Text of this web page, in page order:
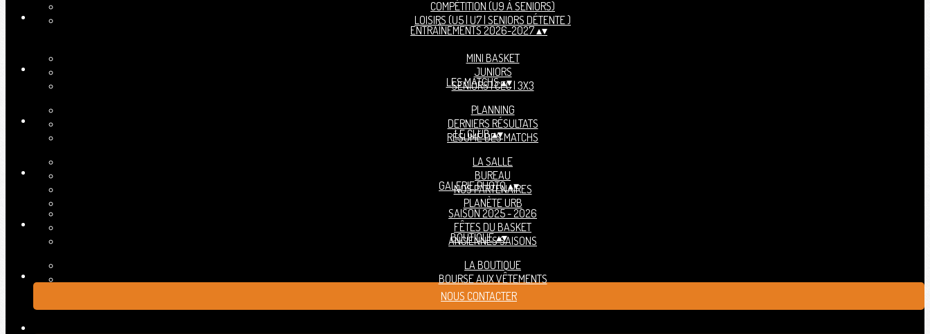
COMPÉTITION (U9 À SENIORS)
LOISIRS (U5 | U7 | SENIORS DÉTENTE )
ENTRAÎNEMENTS 2026-2027▴▾
MINI BASKET
JUNIORS
SENIORS | CEC | 3X3
LES MATCHS▴▾
PLANNING
DERNIERS RÉSULTATS
RÉSUMÉ DES MATCHS
LE CLUB▴▾
LA SALLE
BUREAU
NOS PARTENAIRES
PLANÈTE URB
GALERIE PHOTO▴▾
SAISON 2025 - 2026
FÊTES DU BASKET
ANCIENNES SAISONS
BOUTIQUE▴▾
LA BOUTIQUE
BOURSE AUX VÊTEMENTS
NOUS CONTACTER